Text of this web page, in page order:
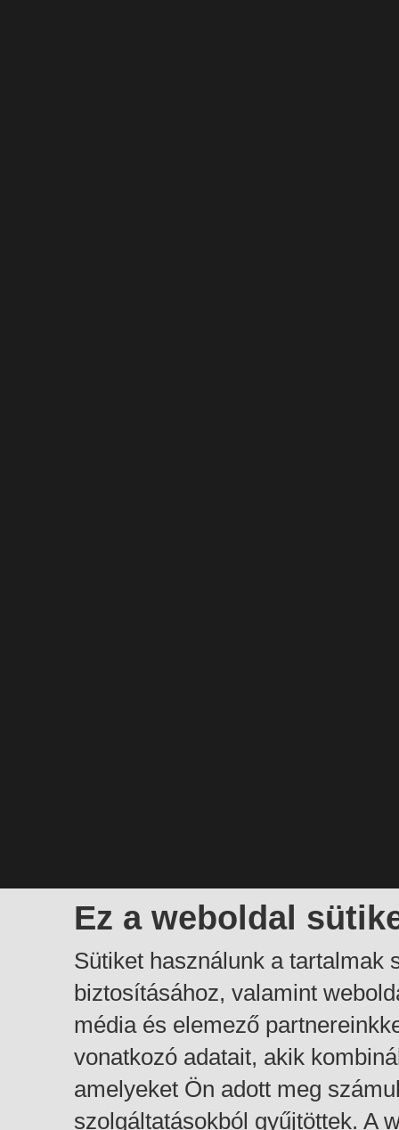
Ez a weboldal
Sütiket használunk a tartalmak
biztosításához, valamint
média és elemező
vonatkozó adatait, akik
amelyeket Ön adott meg
szolgáltatásokból gyűjtöttek. A